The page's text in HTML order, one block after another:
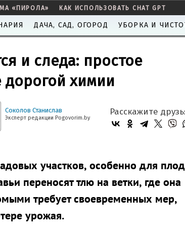
«ПИРОЛА» КАК ИСПОЛЬЗОВАТЬ CHAT GPT
ДАЧА, САД, ОГОРОД УБОРКА И
и следа: простое
дорогой химии
Соколов Станислав
Эксперт редакции Pogovorim.by
Расскажите
участков, особенно для
переносят тлю на ветки, где она
требует своевременных мер,
урожая.